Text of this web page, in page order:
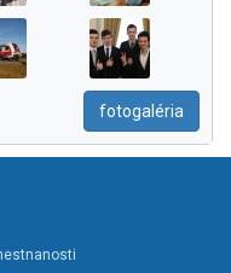
fotogaléria